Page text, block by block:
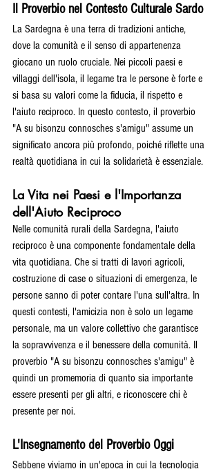
Il Proverbio nel Contesto Culturale Sardo
La Sardegna è una terra di tradizioni antiche,
dove la comunità e il senso di appartenenza
giocano un ruolo cruciale. Nei piccoli paesi e
villaggi dell'isola, il legame tra le persone è forte e
si basa su valori come la fiducia, il rispetto e
l'aiuto reciproco. In questo contesto, il proverbio
"A su bisonzu connosches s'amigu" assume un
significato ancora più profondo, poiché riflette una
realtà quotidiana in cui la solidarietà è essenziale.
La Vita nei Paesi e l'Importanza
dell'Aiuto Reciproco
Nelle comunità rurali della Sardegna, l'aiuto
reciproco è una componente fondamentale della
vita quotidiana. Che si tratti di lavori agricoli,
costruzione di case o situazioni di emergenza, le
persone sanno di poter contare l'una sull'altra. In
questi contesti, l'amicizia non è solo un legame
personale, ma un valore collettivo che garantisce
la sopravvivenza e il benessere della comunità. Il
proverbio "A su bisonzu connosches s'amigu" è
quindi un promemoria di quanto sia importante
essere presenti per gli altri, e riconoscere chi è
presente per noi.
L'Insegnamento del Proverbio Oggi
Sebbene viviamo in un'epoca in cui la tecnologia